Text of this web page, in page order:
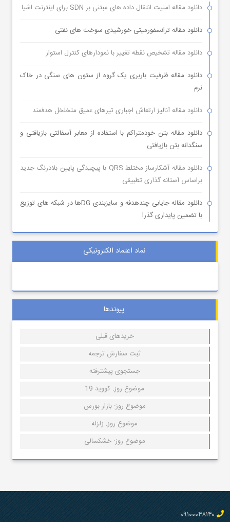
دانلود مقاله امنیت انتقال داده های مبتنی بر SDN برای اینترنت اشیا
دانلود مقاله ترانسفورمیتی خورشیدی سوخت های نفتی
دانلود مقاله تشخیص نقطه تغییر با نمودارهای کنترل استوار
دانلود مقاله ظرفیت باربری یک گروه از ستون های سنگی در خاک
نرم
دانلود مقاله آنالیز ارتعاش اجباری تیرهای عمیق متخلخل هدفمند
دانلود مقاله بتن خودمتراکم با استفاده از معابر آسفالتی بازیافتی و
سنگدانه بتن بازیافتی
دانلود مقاله آشکارساز مختلط QRS با پیچیدگی پایین بلادرنگ جدید
براساس آستانه گذاری تطبیقی
دانلود مقاله جایابی چندهدفه و سایزبندی DGها در شبکه های توزیع
با تضمین پایداری گذرا
نماد اعتماد الکترونیکی
پیوندها
خریدهای قبلی
ثبت سفارش ترجمه
جستجوی پیشترفته
موضوع روز: کووید 19
موضوع روز: بازار بورس
موضوع روز: زلزله
موضوع روز: خشکسالی